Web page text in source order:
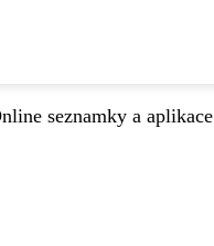
seznamky a aplikace